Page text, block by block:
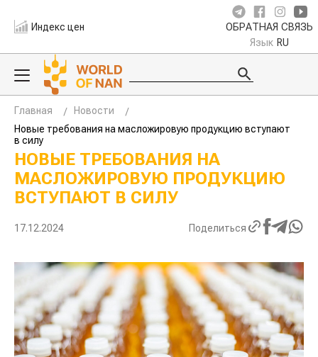
Индекс цен ОБРАТНАЯ СВЯЗЬ
Язык RU
Главная
Новости
Новые требования на масложировую продукцию вступают
в силу
НОВЫЕ ТРЕБОВАНИЯ НА
МАСЛОЖИРОВУЮ ПРОДУКЦИЮ
ВСТУПАЮТ В СИЛУ
17.12.2024 Поделиться